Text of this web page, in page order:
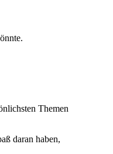
Themen
daran haben,